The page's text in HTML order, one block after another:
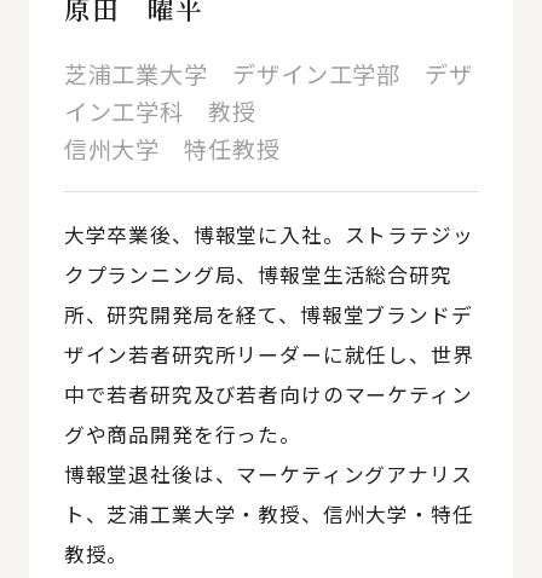
原田 曜平
芝浦工業大学 デザイン工学部 デザ
イン工学科 教授
信州大学 特任教授
大学卒業後、博報堂に入社。ストラテジッ
クプランニング局、博報堂生活総合研究
所、研究開発局を経て、博報堂ブランドデ
ザイン若者研究所リーダーに就任し、世界
中で若者研究及び若者向けのマーケティン
グや商品開発を行った。
博報堂退社後は、マーケティングアナリス
ト、芝浦工業大学・教授、信州大学・特任
教授。